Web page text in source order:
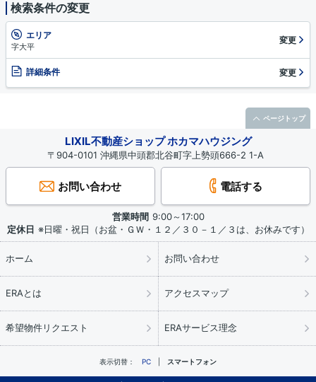
検索条件の変更
エリア
字大平
変更
詳細条件 変更
LIXIL不動産ショップ ホカマハウジング
〒904-0101 沖縄県中頭郡北谷町字上勢頭666-2 1-A
お問い合わせ 電話する
営業時間 9:00～17:00
定休日 ※日曜・祝日（お盆・ＧＷ・１２／３０－１／３は、お休みです）
ホーム お問い合わせ
ERAとは アクセスマップ
希望物件リクエスト ERAサービス理念
表示切替： PC スマートフォン
ページトップ